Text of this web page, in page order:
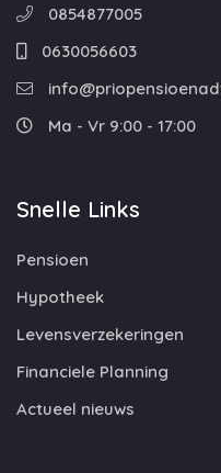
0854877005
0630056603
Ma - Vr 9:00 - 17:00
Snelle Links
Pensioen
Hypotheek
Levensverzekeringen
Financiele Planning
Actueel nieuws